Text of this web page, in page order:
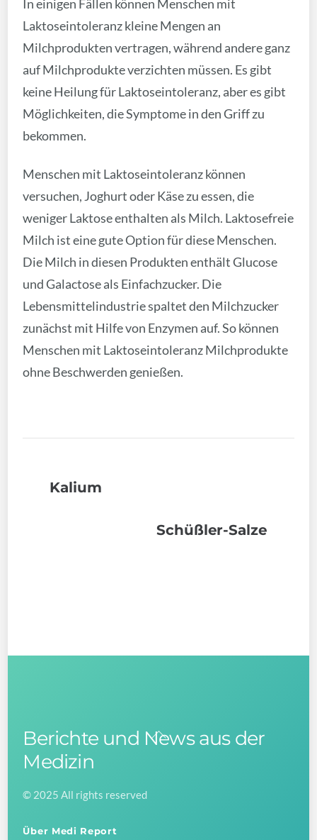
In einigen Fällen können Menschen mit
Laktoseintoleranz kleine Mengen an
Milchprodukten vertragen, während andere ganz
auf Milchprodukte verzichten müssen. Es gibt
keine Heilung für Laktoseintoleranz, aber es gibt
Möglichkeiten, die Symptome in den Griff zu
bekommen.
Menschen mit Laktoseintoleranz können
versuchen, Joghurt oder Käse zu essen, die
weniger Laktose enthalten als Milch. Laktosefreie
Milch ist eine gute Option für diese Menschen.
Die Milch in diesen Produkten enthält Glucose
und Galactose als Einfachzucker. Die
Lebensmittelindustrie spaltet den Milchzucker
zunächst mit Hilfe von Enzymen auf. So können
Menschen mit Laktoseintoleranz Milchprodukte
ohne Beschwerden genießen.
Kalium
Schüßler-Salze
Back
Berichte und News aus der
Medizin
© 2025 All rights reserved
Über Medi Report